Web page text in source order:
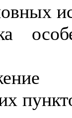
ых
особ
ение и